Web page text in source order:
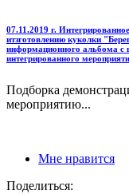
07.11.2019 г.
итзготовлению куколки
информационного альбома с
интегрированного
Подборка
мероприятию...
Мне нравится
Поделиться: